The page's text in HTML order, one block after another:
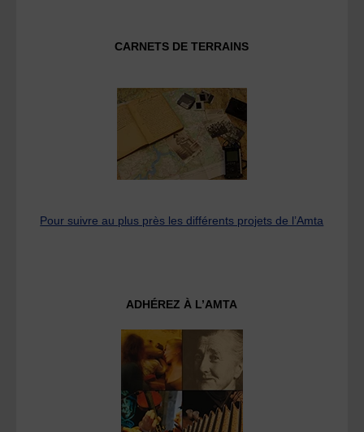
CARNETS DE TERRAINS
Pour suivre au plus près les différents projets de l’Amta
ADHÉREZ À L’AMTA